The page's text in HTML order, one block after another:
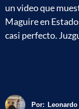
un video que
Maguire en
casi perfecto.
Por: Leonardo